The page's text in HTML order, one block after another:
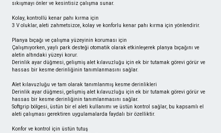
sıkışmayı önler ve kesintisiz çalışma sunar.
Kolay, kontrollü kenar pahı kırma için
3 V oluklar, aleti zahmetsizce, kolay ve konforlu kenar pahı kırma için yönlendirir.
Planya bıçağı ve çalışma yüzeyinin koruması için
Çalışmıyorken, yaylı park desteği otomatik olarak etkinleşerek planya bıçağını ve
aletin altındaki yüzeyi korur.
Derinlik ayar düğmesi, gelişmiş alet kılavuzluğu için ek bir tutamak görevi görür ve
hassas bir kesme derinliğinin tanımlanmasını sağlar.
Alet kılavuzluğu ve tam olarak tanımlanmış kesme derinlikleri
Derinlik ayar düğmesi, gelişmiş alet kılavuzluğu için ek bir tutamak görevi görür ve
hassas bir kesme derinliğinin tanımlanmasını sağlar.
Softgrip bölgesi, üstün bir el aleti kullanımı ve üstün kontrol sağlar, bu kapsamlı el
aleti çalışması gerektiren uygulamalarda faydalı bir özelliktir.
Konfor ve kontrol için üstün tutuş